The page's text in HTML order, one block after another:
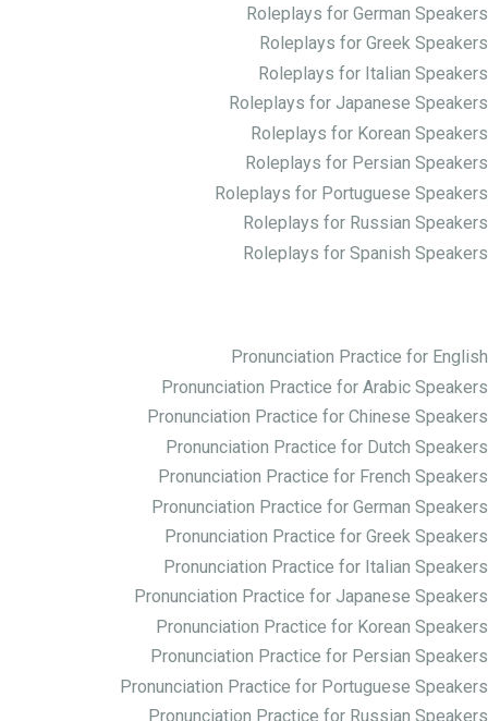
Roleplays for German Speakers
Roleplays for Greek Speakers
Roleplays for Italian Speakers
Roleplays for Japanese Speakers
Roleplays for Korean Speakers
Roleplays for Persian Speakers
Roleplays for Portuguese Speakers
Roleplays for Russian Speakers
Roleplays for Spanish Speakers
Pronunciation Practice for English
Pronunciation Practice for Arabic Speakers
Pronunciation Practice for Chinese Speakers
Pronunciation Practice for Dutch Speakers
Pronunciation Practice for French Speakers
Pronunciation Practice for German Speakers
Pronunciation Practice for Greek Speakers
Pronunciation Practice for Italian Speakers
Pronunciation Practice for Japanese Speakers
Pronunciation Practice for Korean Speakers
Pronunciation Practice for Persian Speakers
Pronunciation Practice for Portuguese Speakers